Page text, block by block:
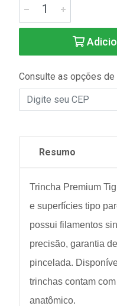
Consulte as opções de
Resumo
Trincha Premium
e superfícies tipo
possui filamentos
precisão, garantia
pincelada.
trinchas contam
anatômico.